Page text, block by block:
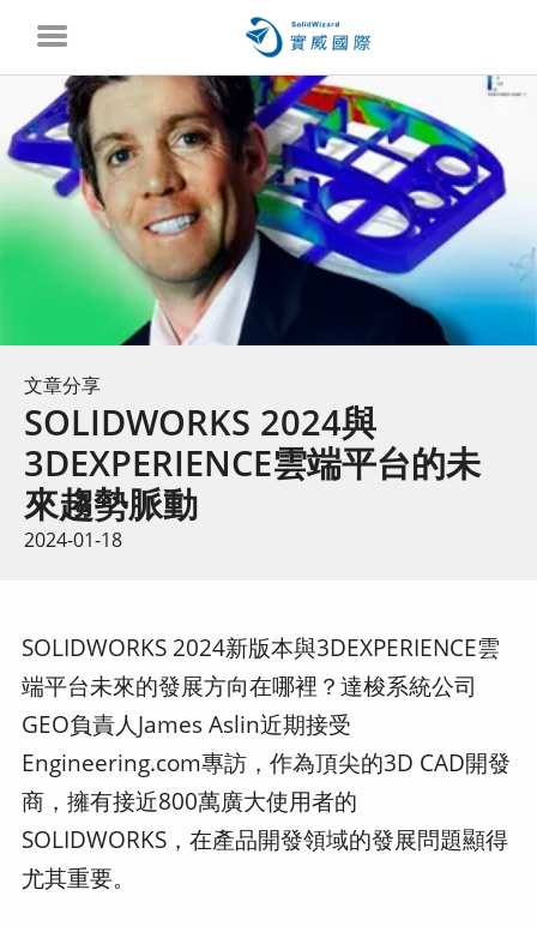
文章分享
SOLIDWORKS 2024與
3DEXPERIENCE雲端平台的未
來趨勢脈動
2024-01-18
SOLIDWORKS 2024新版本與3DEXPERIENCE雲
端平台未來的發展方向在哪裡？達梭系統公司
GEO負責人James Aslin近期接受
Engineering.com專訪，作為頂尖的3D CAD開發
商，擁有接近800萬廣大使用者的
SOLIDWORKS，在產品開發領域的發展問題顯得
尤其重要。